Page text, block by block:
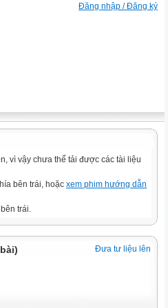
Đăng nhập / Đăng ký
vì vậy chưa thể tải được các tài liệu
bên trái, hoặc xem phim hướng dẫn
trái.
Đưa tư liệu lên